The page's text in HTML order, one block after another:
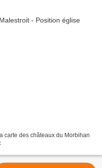
carte des châteaux du Morbihan